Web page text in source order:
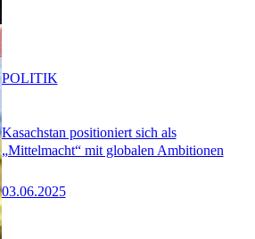
Kasachstan positioniert sich als
„Mittelmacht“ mit globalen Ambitionen
03.06.2025
POLITIK